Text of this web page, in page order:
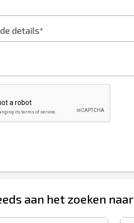
details*
aan het zoeken naar